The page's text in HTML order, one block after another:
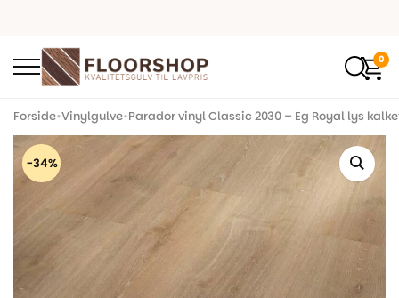
0
Forside•Vinylgulve•Parador vinyl Classic 2030 – Eg Royal lys
-34%